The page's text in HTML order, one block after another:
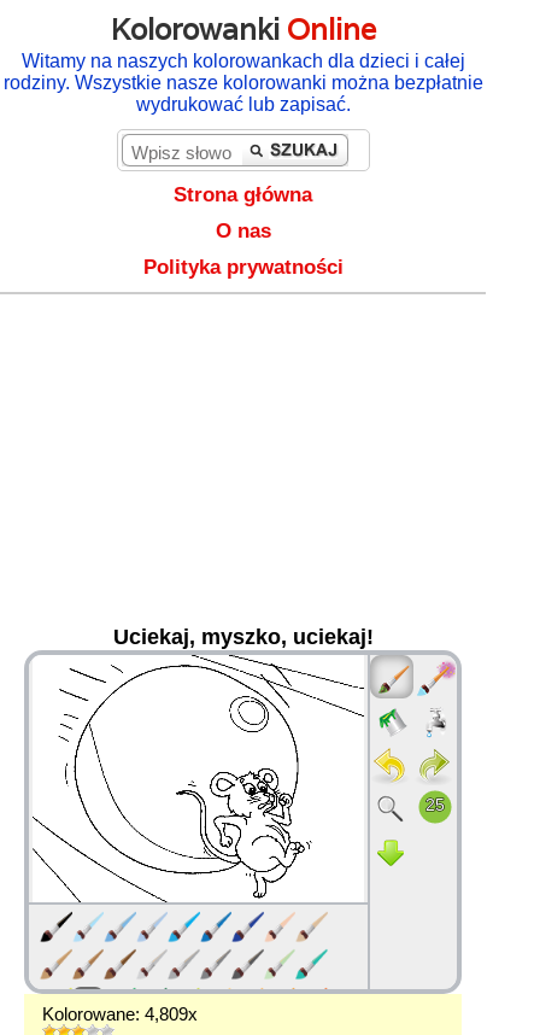
Kolorowanki Online
Witamy na naszych kolorowankach dla dzieci i całej
rodziny. Wszystkie nasze kolorowanki można bezpłatnie
wydrukować lub zapisać.
Strona główna
O nas
Polityka prywatności
Uciekaj, myszko, uciekaj!
Kolorowane: 4,809x